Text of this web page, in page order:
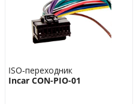
ISO-переходник
Incar CON-PIO-01